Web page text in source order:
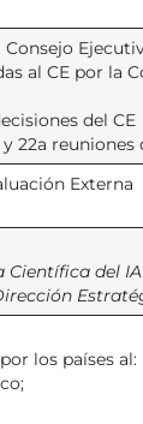
al CE por la
del CE
22a reuniones
Externa
Científica del
los países al: